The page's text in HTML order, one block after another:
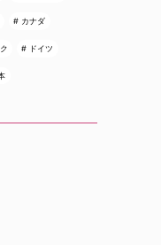
カナダ
ドイツ